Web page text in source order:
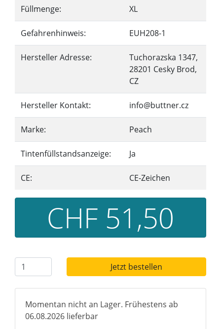
Füllmenge: XL
Gefahrenhinweis: EUH208-1
Hersteller Adresse:
Tuchorazska 1347,
28201 Cesky Brod,
CZ
Hersteller Kontakt: info@buttner.cz
Marke: Peach
Tintenfüllstandsanzeige: Ja
CE: CE-Zeichen
CHF 51,50
Jetzt bestellen
Momentan nicht an Lager. Frühestens ab
06.08.2026 lieferbar